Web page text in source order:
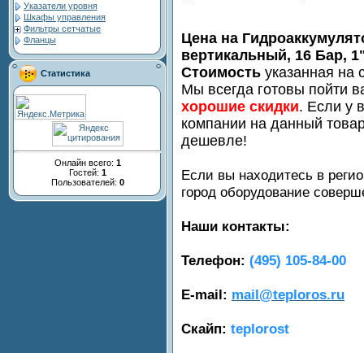
Указатели уровня
Шкафы управления
Фильтры сетчатые
Фланцы
Статистика
Онлайн всего: 1
Гостей: 1
Пользователей: 0
Цена на
вертикальный, 16 Бар,
Стоимость указанная на
Мы всегда готовы пойти
хорошие скидки. Если у
компании на данный
дешевле!
Если вы находитесь в
город оборудование
Наши контакты:
Телефон: (495) 105-84-00
E-mail: mail@teploros.ru
Скайп: teplorost